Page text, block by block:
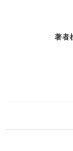
著者